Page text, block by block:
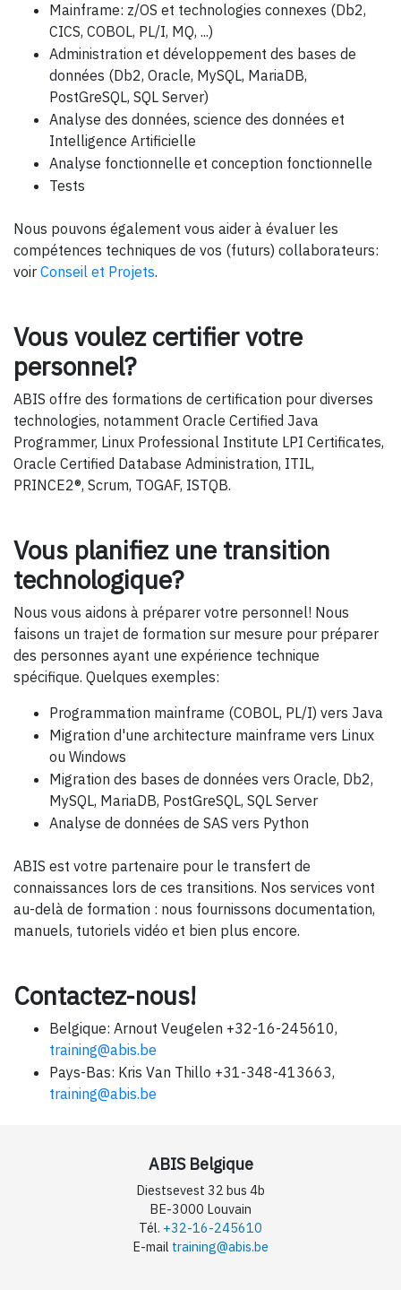
Mainframe: z/OS et technologies connexes (Db2,
CICS, COBOL, PL/I, MQ, ...)
Administration et développement des bases de
données (Db2, Oracle, MySQL, MariaDB,
PostGreSQL, SQL Server)
Analyse des données, science des données et
Intelligence Artificielle
Analyse fonctionnelle et conception fonctionnelle
Tests
Nous pouvons également vous aider à évaluer les
compétences techniques de vos (futurs) collaborateurs:
voir Conseil et Projets.
Vous voulez certifier votre
personnel?
ABIS offre des formations de certification pour diverses
technologies, notamment Oracle Certified Java
Programmer, Linux Professional Institute LPI Certificates,
Oracle Certified Database Administration, ITIL,
PRINCE2®, Scrum, TOGAF, ISTQB.
Vous planifiez une transition
technologique?
Nous vous aidons à préparer votre personnel! Nous
faisons un trajet de formation sur mesure pour préparer
des personnes ayant une expérience technique
spécifique. Quelques exemples:
Programmation mainframe (COBOL, PL/I) vers Java
Migration d'une architecture mainframe vers Linux
ou Windows
Migration des bases de données vers Oracle, Db2,
MySQL, MariaDB, PostGreSQL, SQL Server
Analyse de données de SAS vers Python
ABIS est votre partenaire pour le transfert de
connaissances lors de ces transitions. Nos services vont
au-delà de formation : nous fournissons documentation,
manuels, tutoriels vidéo et bien plus encore.
Contactez-nous!
Belgique: Arnout Veugelen +32-16-245610,
training@abis.be
Pays-Bas: Kris Van Thillo +31-348-413663,
training@abis.be
ABIS Belgique
Diestsevest 32 bus 4b
BE-3000 Louvain
Tél. +32-16-245610
E-mail training@abis.be